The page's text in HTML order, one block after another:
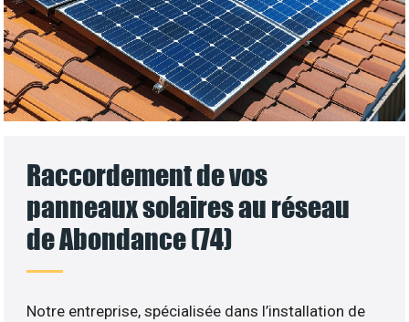
Raccordement de vos
panneaux solaires au réseau
de Abondance (74)
Notre entreprise, spécialisée dans l’installation de